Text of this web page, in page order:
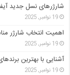
شارژرهای نسل جدید
19 نوامبر, 2025
اهمیت انتخاب شارژر
19 نوامبر, 2025
آشنایی با بهترین
19 نوامبر, 2025